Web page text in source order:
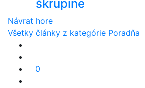
škrupine
Návrat hore
Všetky články z kategórie Poradňa
0